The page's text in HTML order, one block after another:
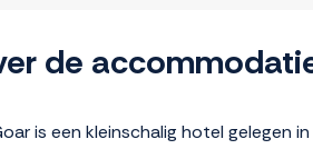
de
is een kleinschalig hotel gelegen